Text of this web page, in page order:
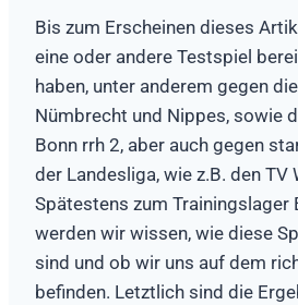
Bis zum Erscheinen dieses
eine oder andere Testspiel
haben, unter anderem gegen
Nümbrecht und Nippes, sowie
Bonn rrh 2, aber auch gegen
der Landesliga, wie z.B. den TV
Spätestens zum Trainingslager
werden wir wissen, wie diese
sind und ob wir uns auf dem
befinden. Letztlich sind die